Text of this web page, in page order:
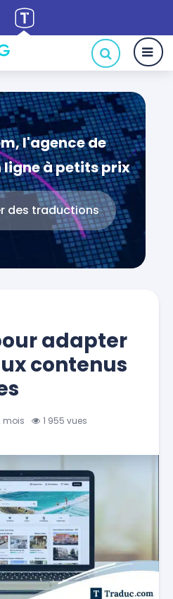
l'agence de
à petits prix
des traductions
adapter
contenus
mois 1 955 vues